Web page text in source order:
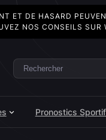
ET DE HASARD
NOS CONSEILS SUR
Rechercher
Pronostics